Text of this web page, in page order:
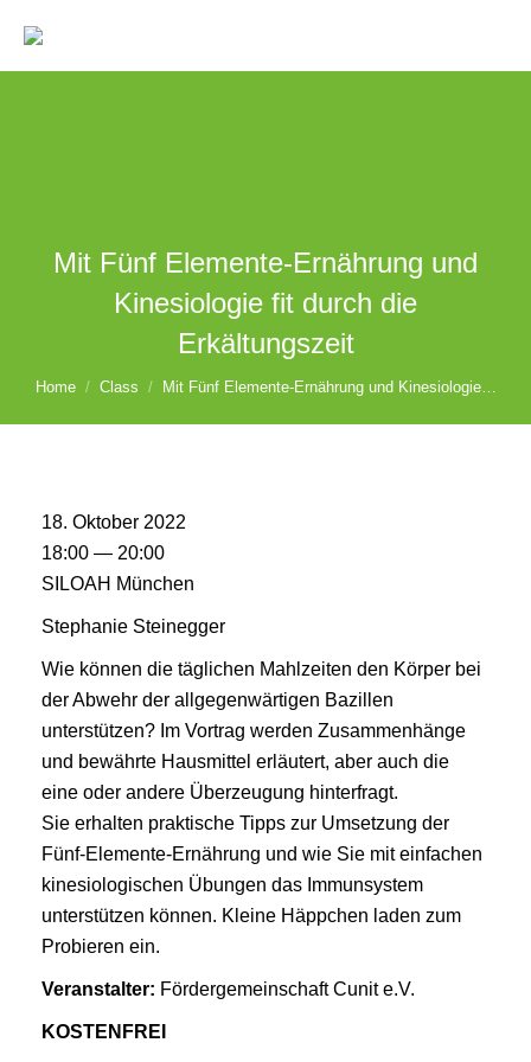
Mit Fünf Elemente-Ernährung und
Kinesiologie fit durch die
Erkältungszeit
You are here:
Home Class Mit Fünf Elemente-Ernährung und Kinesiologie…
Wie können die täglichen Mahlzeiten den Körper bei
der Abwehr der allgegenwärtigen Bazillen
unterstützen? Im Vortrag werden Zusammenhänge
und bewährte Hausmittel erläutert, aber auch die
eine oder andere Überzeugung hinterfragt.
Sie erhalten praktische Tipps zur Umsetzung der
Fünf-Elemente-Ernährung und wie Sie mit einfachen
kinesiologischen Übungen das Immunsystem
unterstützen können. Kleine Häppchen laden zum
Probieren ein.
Veranstalter: Fördergemeinschaft Cunit e.V.
KOSTENFREI
18. Oktober 2022
18:00 — 20:00
SILOAH München
Stephanie Steinegger